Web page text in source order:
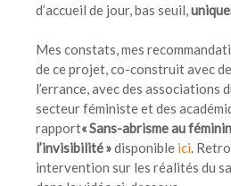
d’accueil de jour, bas seuil,
Mes constats, mes
de ce projet, co-construit avec
l’errance, avec des associations
secteur féministe et des
rapport« Sans-abrisme au
l’invisibilité »disponible ici.
intervention sur les réalités du